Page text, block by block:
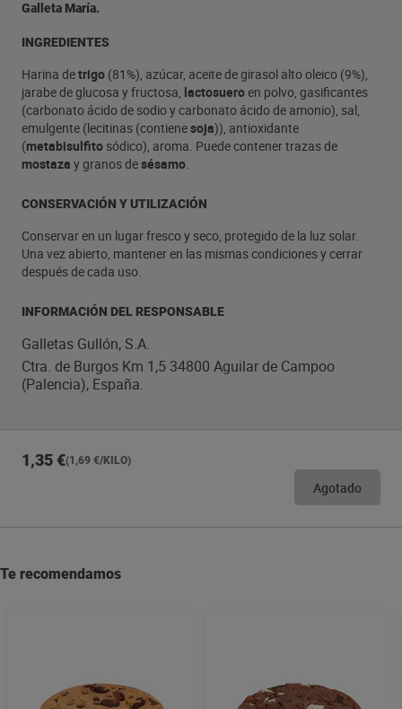
Galleta María.
INGREDIENTES
Harina detrigo (81%), azúcar, aceite de girasol alto oleico (9%),
jarabe de glucosa y fructosa, lactosueroen polvo, gasificantes
(carbonato ácido de sodio y carbonato ácido de amonio), sal,
emulgente (lecitinas (contienesoja)), antioxidante
(metabisulfito sódico), aroma. Puede contener trazas de
mostaza y granos desésamo.
CONSERVACIÓN Y UTILIZACIÓN
Conservar en un lugar fresco y seco, protegido de la luz solar.
Una vez abierto, mantener en las mismas condiciones y cerrar
después de cada uso.
INFORMACIÓN DEL RESPONSABLE
Galletas Gullón, S.A.
Ctra. de Burgos Km 1,5 34800 Aguilar de Campoo
(Palencia), España.
1,35 €(1,69 €/KILO)
Agotado
Te recomendamos